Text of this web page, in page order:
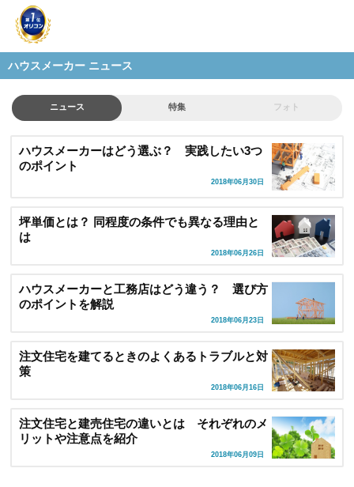
ハウスメーカー ニュース
ニュース 特集 フォト
ハウスメーカーはどう選ぶ？ 実践したい3つ
のポイント
2018年06月30日
坪単価とは？ 同程度の条件でも異なる理由と
は
2018年06月26日
ハウスメーカーと工務店はどう違う？ 選び方
のポイントを解説
2018年06月23日
注文住宅を建てるときのよくあるトラブルと対
策
2018年06月16日
注文住宅と建売住宅の違いとは それぞれのメ
リットや注意点を紹介
2018年06月09日